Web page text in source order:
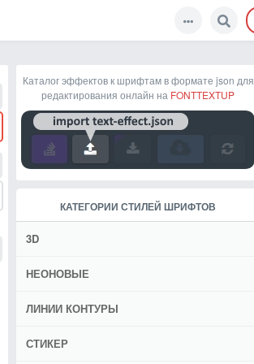
Каталог эффектов к шрифтам в формате json для
редактирования онлайн на FONTTEXTUP
КАТЕГОРИИ СТИЛЕЙ ШРИФТОВ
3D
НЕОНОВЫЕ
ЛИНИИ КОНТУРЫ
СТИКЕР